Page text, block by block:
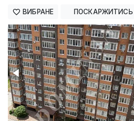
ВИБРАНЕ ПОСКАРЖИТИСЬ